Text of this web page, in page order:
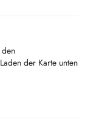
der Karte unten